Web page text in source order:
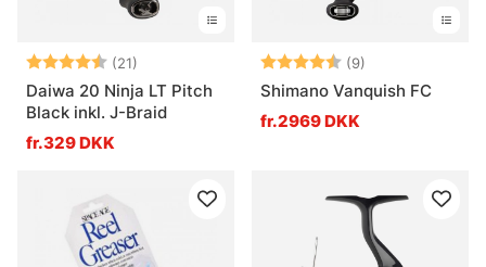
Vurdering: (21)
4.4 ud af 5 stjerner
Daiwa 20 Ninja LT Pitch
Black inkl. J-Braid
fr.329 DKK
Vurdering: (9)
Shimano Vanquish FC
fr.2969 DKK